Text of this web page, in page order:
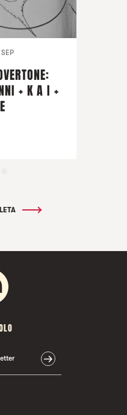
+ K A I +